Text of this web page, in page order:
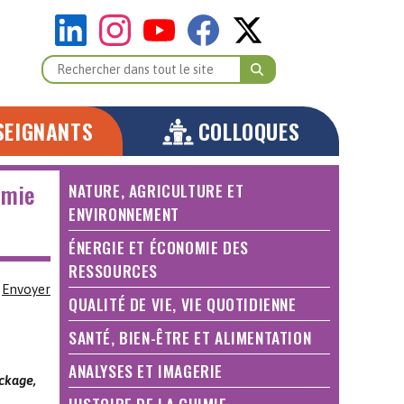
COLLOQUES
Envoyer
NATURE, AGRICULTURE ET
ENVIRONNEMENT
ÉNERGIE ET ÉCONOMIE DES
RESSOURCES
QUALITÉ DE VIE, VIE QUOTIDIENNE
SANTÉ, BIEN-ÊTRE ET ALIMENTATION
ANALYSES ET IMAGERIE